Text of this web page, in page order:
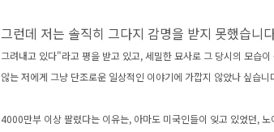
그런데 저는 솔직히 그다지 감명을 받지 못했습니
그려내고 있다"라고 평을 받고 있고, 세밀한 묘사로 그 당시의 모습
않는 저에게 그냥 단조로운 일상적인 이야기에 가깝지 않았나 싶습니
4000만부 이상 팔렸다는 이유는, 아마도 미국인들이 잊고 있었던,